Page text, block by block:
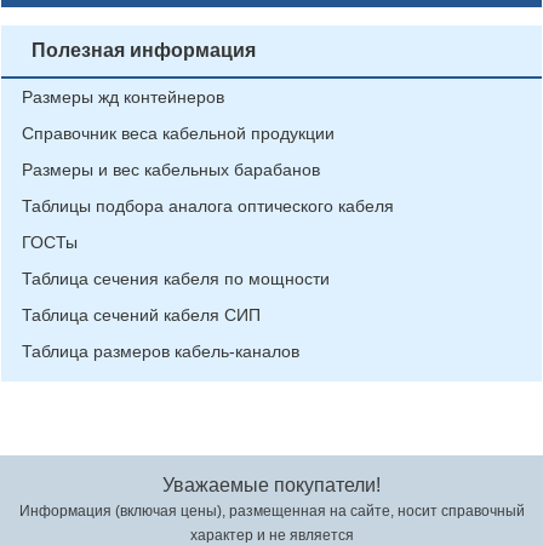
Полезная информация
Размеры жд контейнеров
Справочник веса кабельной продукции
Размеры и вес кабельных барабанов
Таблицы подбора аналога оптического кабеля
ГОСТы
Таблица сечения кабеля по мощности
Таблица сечений кабеля СИП
Таблица размеров кабель-каналов
Уважаемые покупатели!
Информация (включая цены), размещенная на сайте, носит справочный
характер и не является